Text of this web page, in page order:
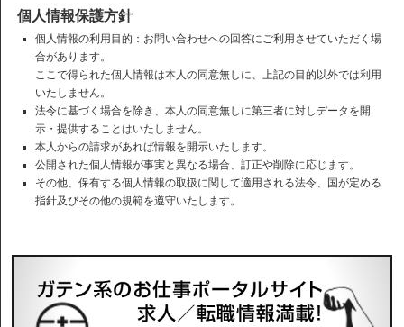
個人情報保護方針
個人情報の利用目的：お問い合わせへの回答にご利用させていただく場
合があります。
ここで得られた個人情報は本人の同意無しに、上記の目的以外では利用
いたしません。
法令に基づく場合を除き、本人の同意無しに第三者に対しデータを開
示・提供することはいたしません。
本人からの請求があれば情報を開示いたします。
公開された個人情報が事実と異なる場合、訂正や削除に応じます。
その他、保有する個人情報の取扱に関して適用される法令、国が定める
指針及びその他の規範を遵守いたします。